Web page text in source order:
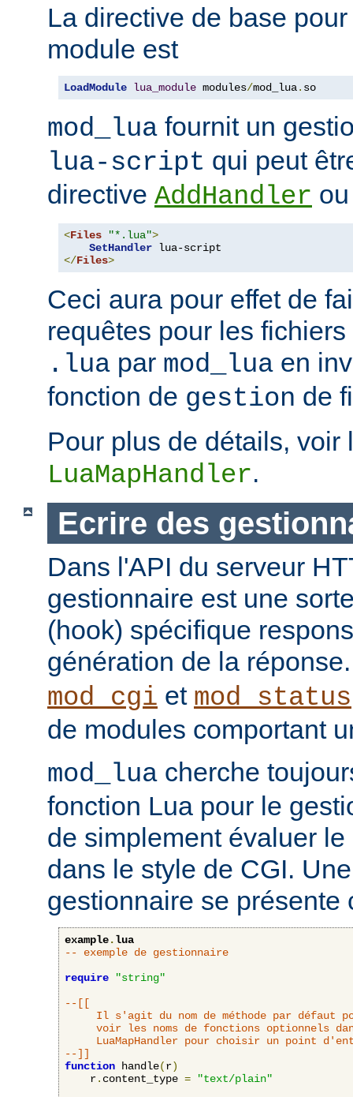
La directive de base
module est
LoadModule lua_module modules/mod_lua. so
mod_lua fournit un
lua-script qui peut
directive AddHandler
<Files "*.lua">
SetHandler
</Files>
Ceci aura pour effet de
requêtes pour les
.lua par mod_lua en
fonction de gestion de
Pour plus de détails, voir
LuaMapHandler.
Ecrire des
Dans l'API du serveur
gestionnaire est une
(hook) spécifique
génération de la
mod_cgi et mod_status
de modules comportant
mod_lua cherche
fonction Lua pour le
de simplement évaluer
dans le style de CGI.
gestionnaire se présente
example.lua
-- exemple de gestionnaire
require
"string"
--[[
Il s'agit du nom de méthode par défaut
voir les noms de fonctions optionnels
LuaMapHandler pour choisir un point
--]]
function handle(r)
    r
. content_type =
"text/plain"